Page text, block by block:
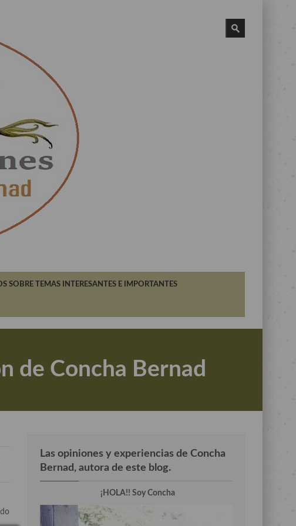
SOBRE TEMAS INTERESANTES E IMPORTANTES
de Concha Bernad
Las opiniones y experiencias de Concha
Bernad, autora de este blog.
¡HOLA!! Soy Concha